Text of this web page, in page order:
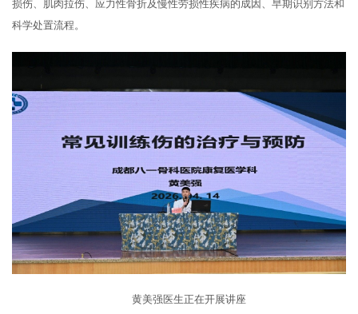
损伤、肌肉拉伤、应力性骨折及慢性劳损性疾病的成因、早期识别方法和
科学处置流程。
黄美强医生正在开展讲座